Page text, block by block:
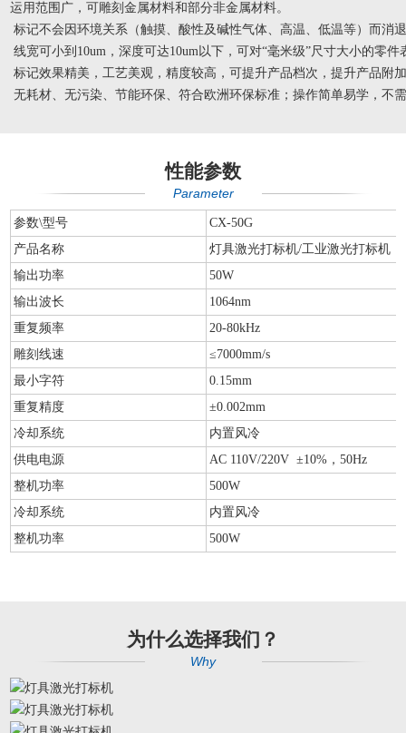
运用范围广，可雕刻金属材料和部分非金属材料。
标记不会因环境关系（触摸、酸性及碱性气体、高温、低温等）而消
线宽可小到10um，深度可达10um以下，可对“毫米级”尺寸大小的零件
标记效果精美，工艺美观，精度较高，可提升产品档次，提升产品附
无耗材、无污染、节能环保、符合欧洲环保标准；操作简单易学，不
性能参数
Parameter
参数\型号
CX-50G
产品名称
灯具激光打标机/工业激光打标机
输出功率
50W
输出波长
1064nm
重复频率
20-80kHz
雕刻线速
≤7000mm/s
最小字符
0.15mm
重复精度
±0.002mm
冷却系统
内置风冷
供电电源
AC 110V/220V ±10%，50Hz
整机功率
500W
冷却系统
内置风冷
整机功率
500W
为什么选择我们？
Why